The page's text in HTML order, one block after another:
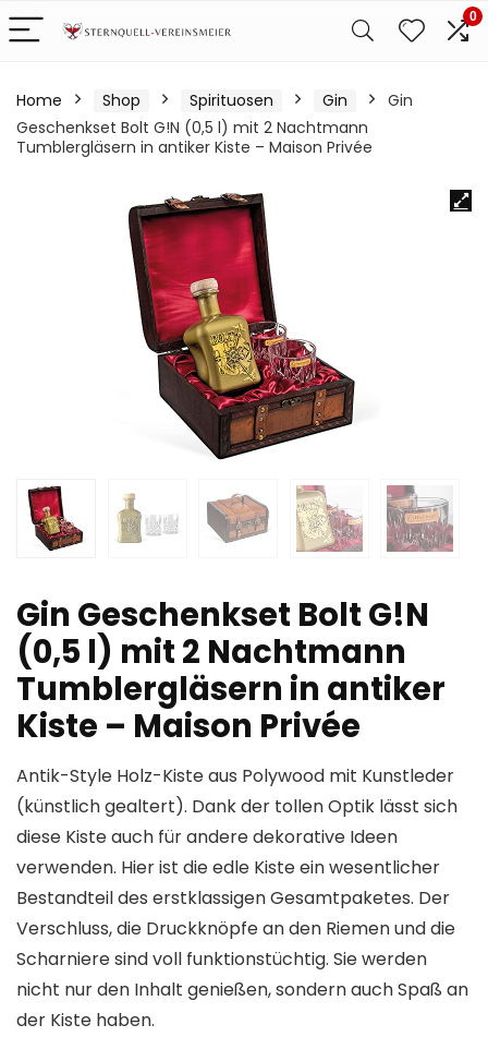
0
Home Shop Spirituosen Gin
Gin
Geschenkset Bolt G!N (0,5 l) mit 2 Nachtmann
Tumblergläsern in antiker Kiste – Maison Privée
Gin Geschenkset Bolt G!N
(0,5 l) mit 2 Nachtmann
Tumblergläsern in antiker
Kiste – Maison Privée
Antik-Style Holz-Kiste aus Polywood mit Kunstleder
(künstlich gealtert). Dank der tollen Optik lässt sich
diese Kiste auch für andere dekorative Ideen
verwenden. Hier ist die edle Kiste ein wesentlicher
Bestandteil des erstklassigen Gesamtpaketes. Der
Verschluss, die Druckknöpfe an den Riemen und die
Scharniere sind voll funktionstüchtig. Sie werden
nicht nur den Inhalt genießen, sondern auch Spaß an
der Kiste haben.